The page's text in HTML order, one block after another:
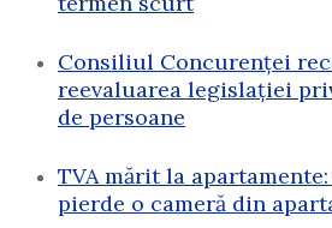
Consiliul Concurenței
reevaluarea legislației
de persoane
TVA mărit la
pierde o cameră din